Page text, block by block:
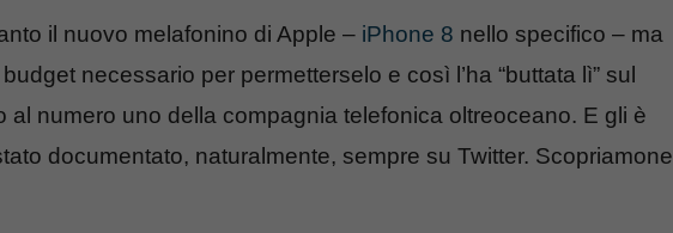
il nuovo melafonino di Apple – iPhone 8 nello specifico – ma
necessario per permetterselo e così l’ha “buttata lì” sul
al numero uno della compagnia telefonica oltreoceano. E gli è
documentato, naturalmente, sempre su Twitter. Scopriamone